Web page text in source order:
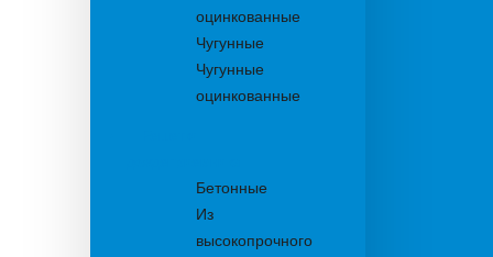
оцинкованные
Чугунные
Чугунные
оцинкованные
Бетонные
Из
высокопрочного